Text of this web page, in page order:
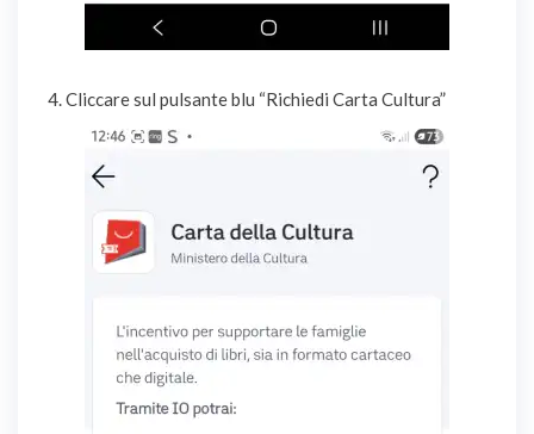
4. Cliccare sul pulsante blu “Richiedi Carta Cultura”